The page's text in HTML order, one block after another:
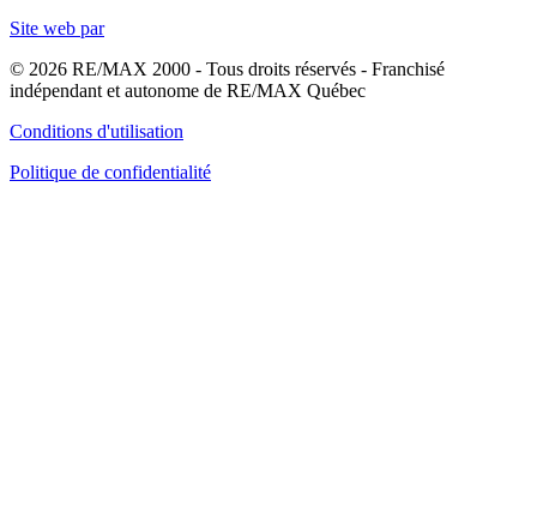
Site web par
© 2026 RE/MAX 2000 - Tous droits réservés - Franchisé
indépendant et autonome de RE/MAX Québec
Conditions d'utilisation
Politique de confidentialité